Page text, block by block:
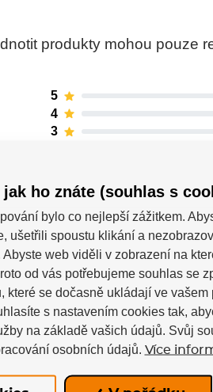
produkty mohou pouze
5
4
3
ho znáte (souhlas s
bylo co nejlepší zážitkem.
ušetřili spoustu klikání a
web viděli v zobrazení na
od vás potřebujeme souhlas se
které se dočasně ukládají ve vašem
s nastavením cookies tak,
na základě vašich údajů. Svůj
osobních údajů. Více